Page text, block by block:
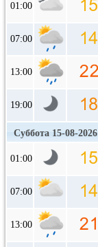
01:00
07:00
13:00
19:00
Суббота 15-08-2026
01:00
07:00
13:00